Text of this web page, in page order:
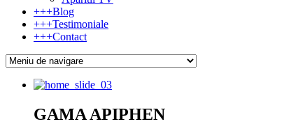
+++Blog
+++Testimoniale
+++Contact
GAMA APIPHEN